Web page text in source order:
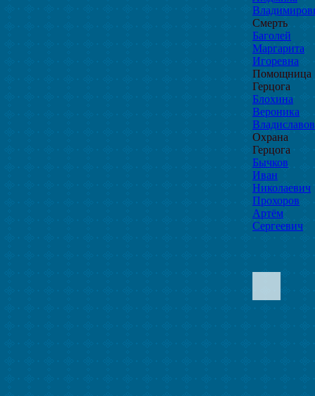
Смерть
Баголей
Маргарита
Игоревна
Помощница
Герцога
Блохина
Вероника
Охрана
Герцога
Бычков
Иван
Николаевич
Прохоров
Артём
Сергеевич